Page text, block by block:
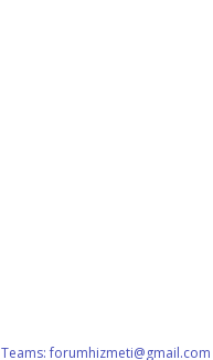
Teams:forumhizmeti@gmail.com